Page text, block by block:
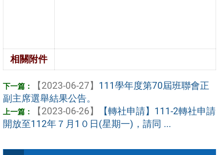
相關附件
【2023-06-27】 111學年度第70屆班聯會正
副主席選舉結果公告。
【2023-06-26】
【轉社申請】111-2轉社申請
開放至112年７月1０日(星期一)，請同 ...